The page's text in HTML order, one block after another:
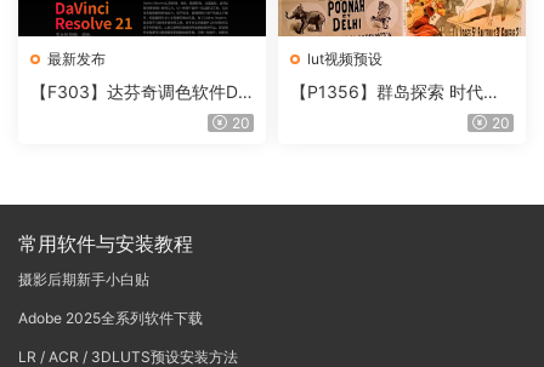
最新发布
【F303】达芬奇调色软件Da
Vinci Resolve Studio21.0.320
lut视频预设
【P1356】群岛探索 时代马
戏团 – QUEST 60 调色预设A
20
常用软件与安装教程
摄影后期新手小白贴
Adobe 2025全系列软件下载
LR / ACR / 3DLUTS预设安装方法